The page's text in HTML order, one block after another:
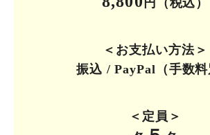
＜お支払い方法＞
振込 / PayPal（手数料
＜定員＞